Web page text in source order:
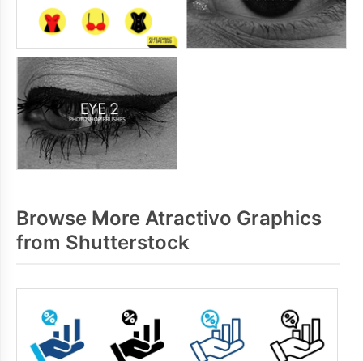
Browse More Atractivo Graphics
from Shutterstock